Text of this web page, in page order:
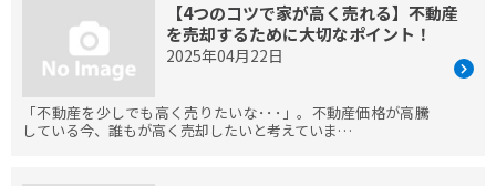
【4つのコツで家が高く売れる】不動産
を売却するために大切なポイント！
2025年04月22日
「不動産を少しでも高く売りたいな･･･」。不動産価格が高騰
している今、誰もが高く売却したいと考えていま…